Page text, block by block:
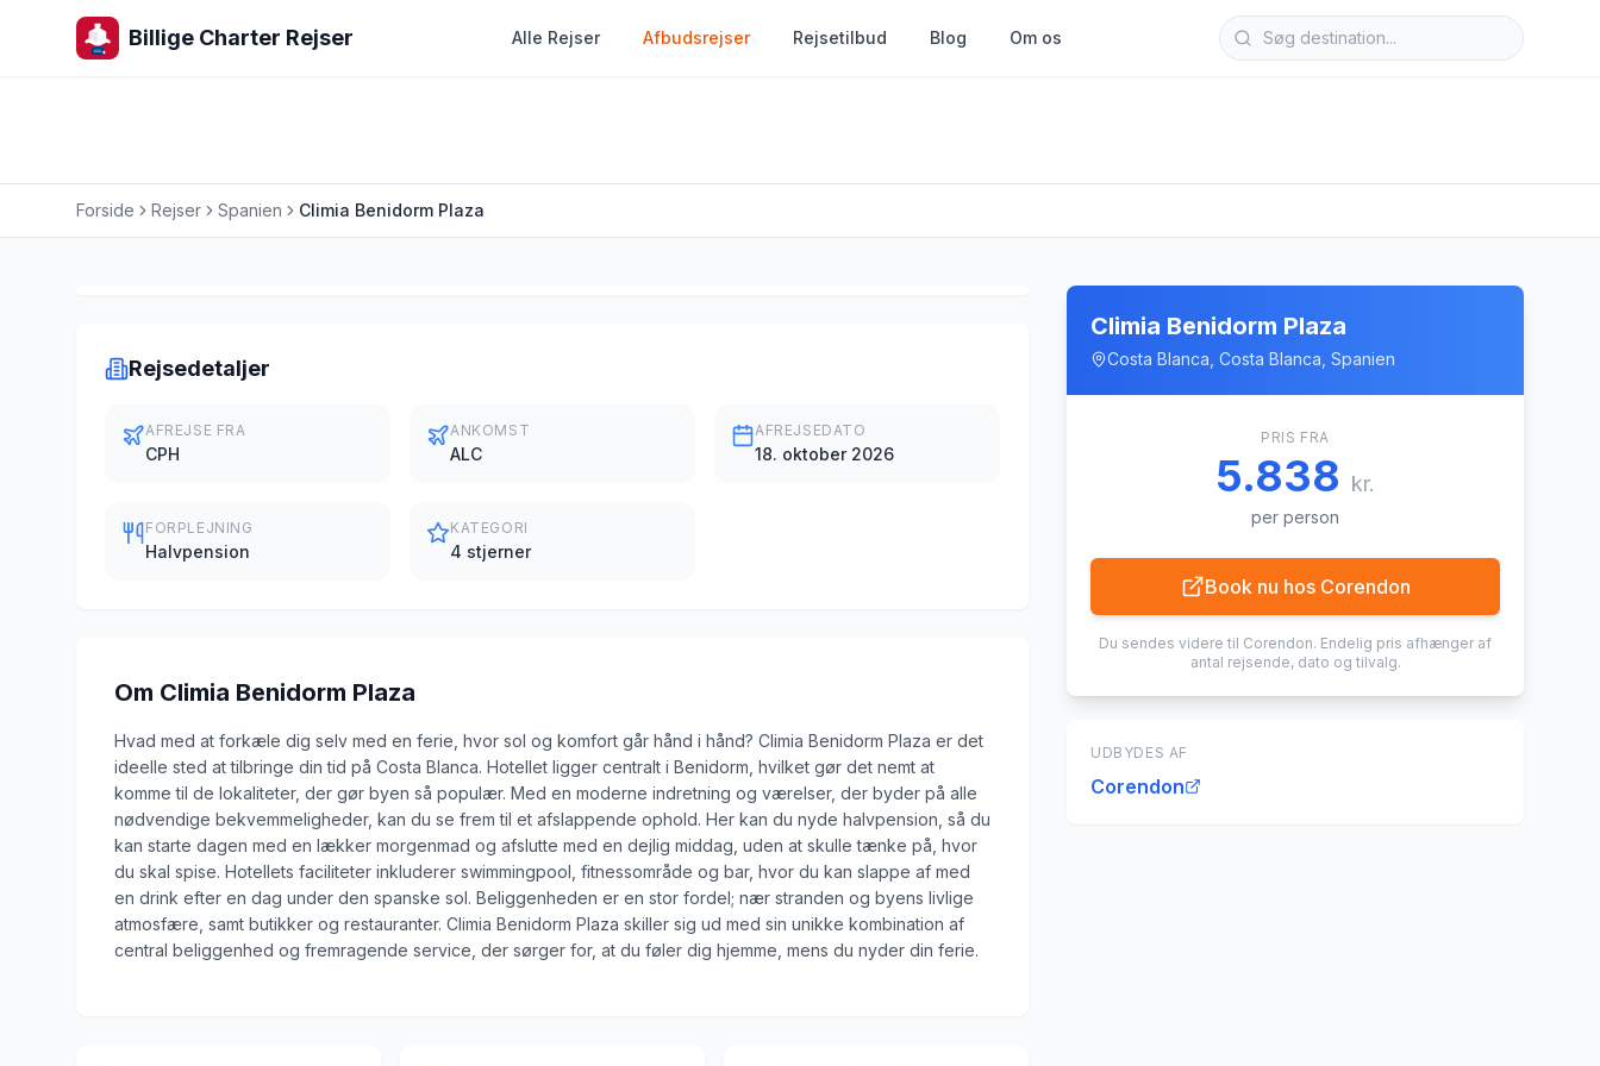
Billige Charter Rejser Alle Rejser Afbudsrejser Rejsetilbud Blog Om os
Forside Rejser Spanien Climia Benidorm Plaza
Rejsedetaljer
AFREJSE FRA
CPH
ANKOMST
ALC
AFREJSEDATO
18. oktober 2026
FORPLEJNING
Halvpension
KATEGORI
4 stjerner
Om Climia Benidorm Plaza
Hvad med at forkæle dig selv med en ferie, hvor sol og komfort går hånd i hånd? Climia Benidorm Plaza er det
ideelle sted at tilbringe din tid på Costa Blanca. Hotellet ligger centralt i Benidorm, hvilket gør det nemt at
komme til de lokaliteter, der gør byen så populær. Med en moderne indretning og værelser, der byder på alle
nødvendige bekvemmeligheder, kan du se frem til et afslappende ophold. Her kan du nyde halvpension, så du
kan starte dagen med en lækker morgenmad og afslutte med en dejlig middag, uden at skulle tænke på, hvor
du skal spise. Hotellets faciliteter inkluderer swimmingpool, fitnessområde og bar, hvor du kan slappe af med
en drink efter en dag under den spanske sol. Beliggenheden er en stor fordel; nær stranden og byens livlige
atmosfære, samt butikker og restauranter. Climia Benidorm Plaza skiller sig ud med sin unikke kombination af
central beliggenhed og fremragende service, der sørger for, at du føler dig hjemme, mens du nyder din ferie.
Climia Benidorm Plaza
Costa Blanca, Costa Blanca, Spanien
PRIS FRA
5.838 kr.
per person
Book nu hos Corendon
Du sendes videre til Corendon. Endelig pris afhænger af
antal rejsende, dato og tilvalg.
UDBYDES AF
Corendon